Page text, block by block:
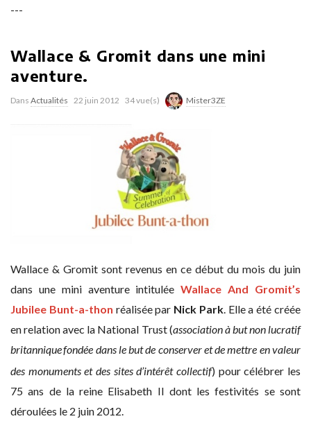
---
Wallace & Gromit dans une mini
aventure.
Dans Actualités 22 juin 2012 34 vue(s) Mister3ZE
Wallace & Gromit sont revenus en ce début du mois du juin
dans une mini aventure intituléeWallace And Gromit’s
Jubilee Bunt-a-thon réalisée par Nick Park. Elle a été créée
en relation avec la National Trust (association à but non lucratif
britanniquefondée dans le but de conserver et de mettre en valeur
des monuments et des sites d’intérêt collectif) pour célébrer les
75 ans de la reine Elisabeth II dont les festivités se sont
déroulées le 2 juin 2012.